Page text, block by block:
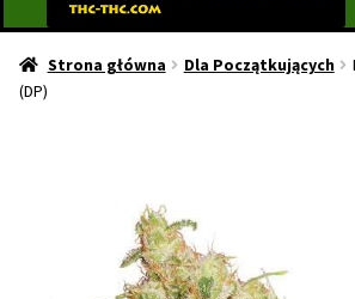
Strona Główna
Strona główna Dla Początkujących
(DP)